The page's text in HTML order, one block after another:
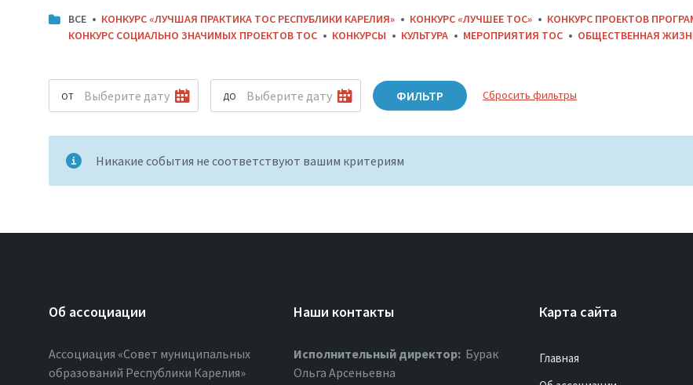
КАТЕГОРИИ:
ВСЕ КОНКУРС «ЛУЧШАЯ ПРАКТИКА ТОС РЕСПУБЛИКИ КАРЕЛИЯ» КОНКУРС «ЛУЧШЕЕ ТОС»
КОНКУРС ПРОЕКТОВ
КОНКУРС СОЦИАЛЬНО ЗНАЧИМЫХ ПРОЕКТОВ ТОС
КОНКУРСЫ КУЛЬТУРА МЕРОПРИЯТИЯ ТОС ОБЩЕСТВЕННАЯ
ОТ ДО ФИЛЬТР Сбросить фильтры
Никакие события не соответствуют вашим критериям
Об ассоциации
Ассоциация «Совет муниципальных
образований Республики Карелия»
Наши контакты
Исполнительный директор: Бурак
Ольга Арсеньевна
Карта сайта
Главная